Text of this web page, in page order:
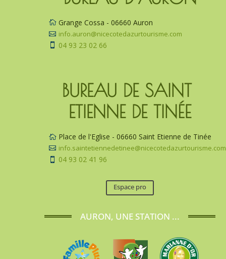
 Grange Cossa - 06660 Auron
 info.auron@nicecotedazurtourisme.com
 04 93 23 02 66
BUREAU DE SAINT
ETIENNE DE TINÉE
 Place de l'Eglise - 06660 Saint Etienne de Tinée
 info.saintetiennedetinee@nicecotedazurtourisme.com
 04 93 02 41 96
Espace pro
AURON, UNE STATION ...